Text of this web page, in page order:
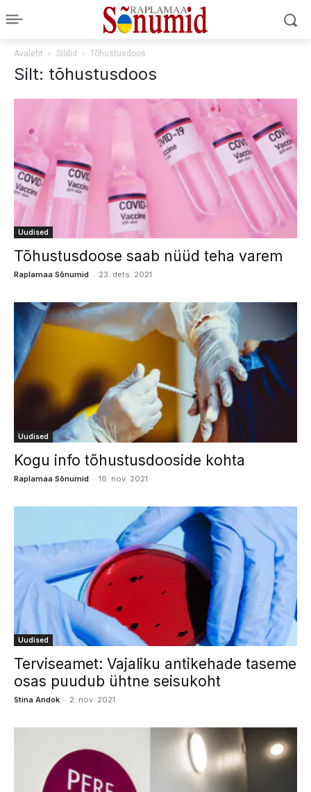
Avaleht Sildid Tõhustusdoos
Silt: tõhustusdoos
Uudised
Tõhustusdoose saab nüüd teha varem
Raplamaa Sõnumid - 23. dets. 2021
Uudised
Kogu info tõhustusdooside kohta
Raplamaa Sõnumid - 16. nov. 2021
Uudised
Terviseamet: Vajaliku antikehade taseme
osas puudub ühtne seisukoht
Stina Andok - 2. nov. 2021